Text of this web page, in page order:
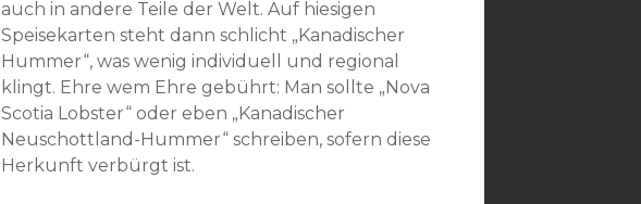
auch in andere Teile der Welt. Auf hiesigen
Speisekarten steht dann schlicht „Kanadischer
Hummer“, was wenig individuell und regional
klingt. Ehre wem Ehre gebührt: Man sollte „Nova
Scotia Lobster“ oder eben „Kanadischer
Neuschottland-Hummer“ schreiben, sofern diese
Herkunft verbürgt ist.